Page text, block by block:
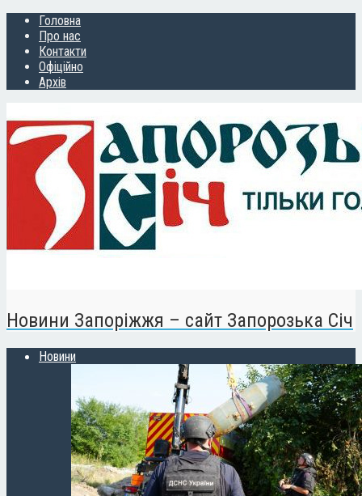
Головна
Про нас
Контакти
Офіційно
Архів
Новини Запоріжжя – сайт Запорозька Січ
Новини